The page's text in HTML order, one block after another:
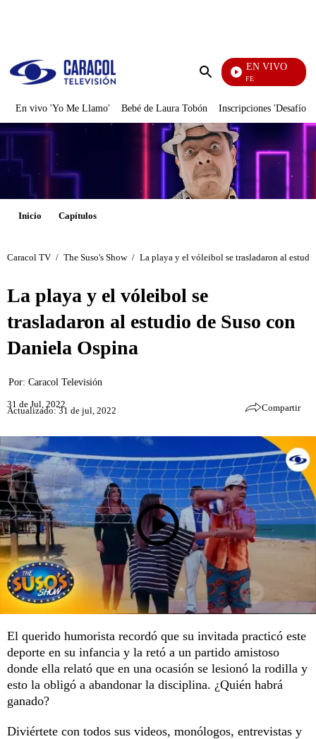
Enviar
EN VIVO
EFÉ
En vivo 'Yo Me Llamo' Bebé de Laura Tobón Inscripciones 'Desafío'
Inicio Capítulos
Caracol TV / The Suso's Show / La playa y el vóleibol se trasladaron al
La playa y el vóleibol se
trasladaron al estudio de Suso con
Daniela Ospina
Por: Caracol Televisión
31 de Jul, 2022
Actualizado: 31 de jul, 2022 Compartir
El querido humorista recordó que su invitada practicó este
deporte en su infancia y la retó a un partido amistoso
donde ella relató que en una ocasión se lesionó la rodilla y
esto la obligó a abandonar la disciplina. ¿Quién habrá
ganado?
Diviértete con todos sus videos, monólogos, entrevistas y